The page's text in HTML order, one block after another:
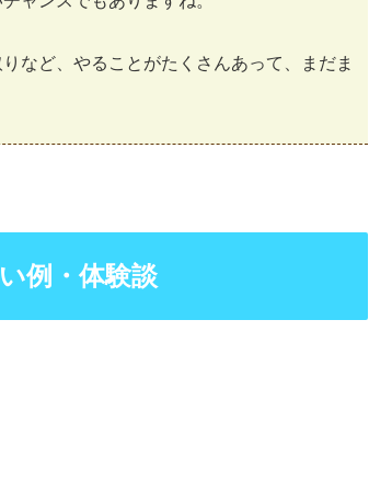
など、やることがたくさんあって、まだま
例・体験談